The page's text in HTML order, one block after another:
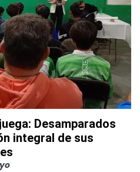
Desamparados
integral de sus